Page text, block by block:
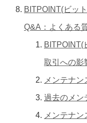
BITPOINT(ビッ
Q&A：よくある
BITPOINT(
取引への影
メンテナ
過去のメン
メンテナ